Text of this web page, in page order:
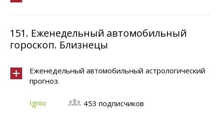
151. Еженедельный автомобильный
гороскоп. Близнецы
Еженедельный автомобильный астрологический
прогноз.
Ignio 453 подписчиков